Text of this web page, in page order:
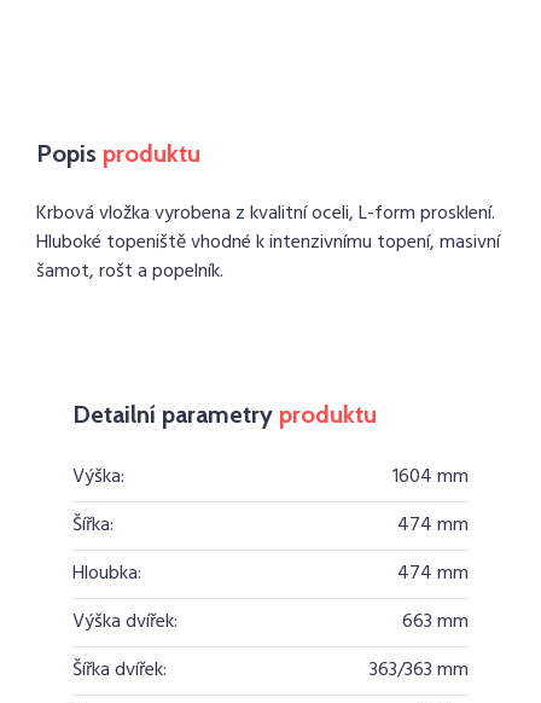
Popis produktu
Krbová vložka vyrobena z kvalitní oceli, L-form prosklení.
Hluboké topeniště vhodné k intenzivnímu topení, masivní
šamot, rošt a popelník.
Detailní parametry produktu
Výška:
1604 mm
Šířka:
474 mm
Hloubka:
474 mm
Výška dvířek:
663 mm
Šířka dvířek:
363/363 mm